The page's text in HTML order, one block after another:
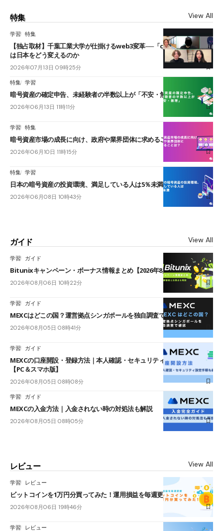
特集 View All
学習 特集
【独占取材】千葉工業大学が仕掛けるweb3変革──「cJPY」とAIの融合
は日本をどう変えるのか
2026年07月13日 09時25分
特集 学習
暗号資産の確定申告、未経験者の半数以上が「不安・無理」
2026年06月13日 11時11分
学習 特集
暗号資産市場の成長に向け、政府や業界団体に求めることは？
2026年06月10日 11時15分
特集 学習
日本の暗号資産の投資環境、満足している人は5％未満
2026年06月08日 10時43分
ガイド View All
学習 ガイド
Bitunixキャンペーン・ボーナス情報まとめ【2026年8月最新】
2026年08月06日 10時22分
学習 ガイド
MEXCはどこの国？運営拠点シンガポールを独自調査で確認
2026年08月05日 08時41分
学習 ガイド
MEXCの口座開設・登録方法｜本人確認・セキュリティ設定手順も紹介
【PC＆スマホ版】
2026年08月05日 08時08分
学習 ガイド
MEXCの入金方法｜入金されない時の対処法も解説
2026年08月05日 08時05分
レビュー View All
学習 レビュー
ビットコインを1万円分買ってみた！運用損益を毎週更新
2026年08月06日 19時46分
学習 レビュー